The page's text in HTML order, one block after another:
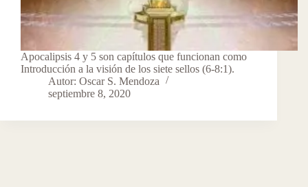
Apocalipsis 4 y 5 son capítulos que funcionan como
Introducción a la visión de los siete sellos (6-8:1).
Autor: Oscar S. Mendoza
septiembre 8, 2020